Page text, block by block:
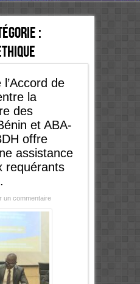
:
de
la
des
et ABA-
offre
assistance
requérants
un commentaire